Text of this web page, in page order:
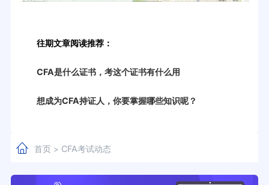
往期文章阅读推荐：
CFA是什么证书，考这个证书有什么用
想成为CFA持证人，你要掌握哪些知识呢？
首页> CFA考试动态